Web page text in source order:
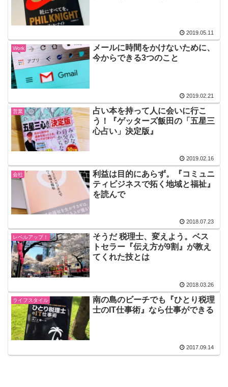
2019.05.11
Work
メールに時間をかけないために、
今からできる3つのこと
2019.02.21
営業
占い本を持って人に会いに行こ
う！『ゲッターズ飯田の「五星三
心占い」決定版』
2019.02.16
会社
利益は目的にあらず。『コミュニ
ティビジネスで拓く地域と福祉』
を読んで
2018.07.23
レベルアップ！
そうだ 税理士、変えよう。ベス
トセラー『伝え方が9割』が教え
てくれた技とは
2018.03.26
ライフスタイル
南の島のビーチでも『ひとり税理
士のIT仕事術』なら仕事ができる
2017.09.14